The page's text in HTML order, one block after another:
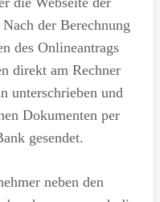
der Berechnung
des Onlineantrags
direkt am Rechner
unterschrieben und
Dokumenten per
gesendet.
neben den